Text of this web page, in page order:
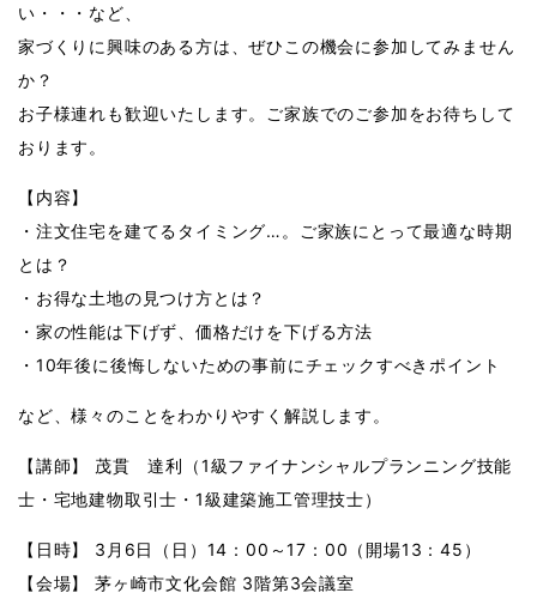
い・・・など、
家づくりに興味のある方は、ぜひこの機会に参加してみません
か？
お子様連れも歓迎いたします。ご家族でのご参加をお待ちして
おります。
【内容】
・注文住宅を建てるタイミング…。
ご家族にとって最適な時期
とは？
・ お得な土地の見つけ方とは？
・家の性能は下げず、 価格だけを下げる方法
・10年後に後悔しないための事前にチェックすべきポイント
など、様々のことをわかりやすく解説します。
【講師】 茂貫 達利（1級ファイナンシャルプランニング技能
士・宅地建物取引士・1級建築施工管理技士）
【日時】 3月6日（日）14：00～17：00（開場13：45）
【会場】 茅ヶ崎市文化会館 3階第3会議室